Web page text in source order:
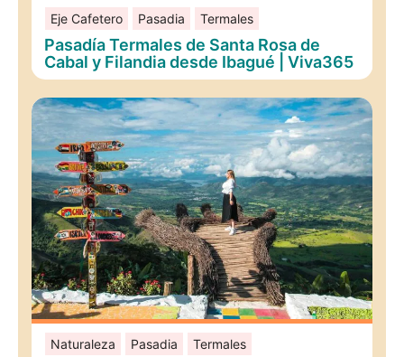
Eje Cafetero Pasadia Termales
Pasadía Termales de Santa Rosa de
Cabal y Filandia desde Ibagué | Viva365
Naturaleza Pasadia Termales